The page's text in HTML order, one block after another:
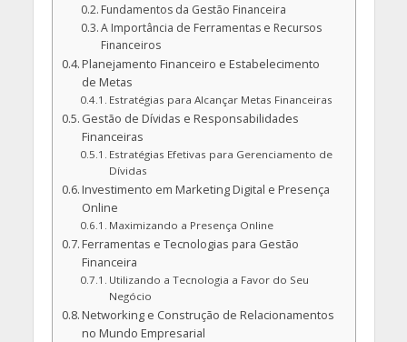
Fundamentos da Gestão Financeira
A Importância de Ferramentas e Recursos
Financeiros
Planejamento Financeiro e Estabelecimento
de Metas
Estratégias para Alcançar Metas Financeiras
Gestão de Dívidas e Responsabilidades
Financeiras
Estratégias Efetivas para Gerenciamento de
Dívidas
Investimento em Marketing Digital e Presença
Online
Maximizando a Presença Online
Ferramentas e Tecnologias para Gestão
Financeira
Utilizando a Tecnologia a Favor do Seu
Negócio
Networking e Construção de Relacionamentos
no Mundo Empresarial